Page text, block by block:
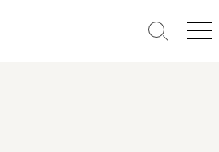
検
メ